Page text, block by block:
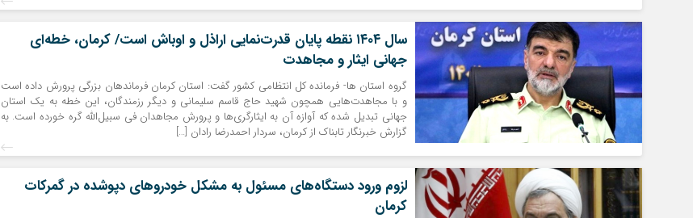
سال ۱۴۰۴ نقطه پایان قدرت‌نمایی اراذل و اوباش است/ کرمان، خطه‌ای
جهانی ایثار و مجاهدت
گروه استان ها- فرمانده کل انتظامی کشور گفت: استان کرمان فرماندهان بزرگی پرورش داده است
و با مجاهدت‌هایی همچون شهید حاج قاسم سلیمانی و دیگر رزمندگان، این خطه به یک استان
جهانی تبدیل شده که آوازه آن به ایثارگری‌ها و پرورش مجاهدان فی سبیل‌الله گره خورده است. به
گزارش خبرنگار تابناک از کرمان، سردار احمدرضا رادان […]
لزوم ورود دستگاه‌های مسئول به مشکل خودروهای دپوشده در گمرکات
کرمان